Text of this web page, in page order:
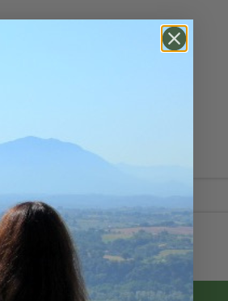
89,00 DKK
(inkl. moms)
Vis produkt